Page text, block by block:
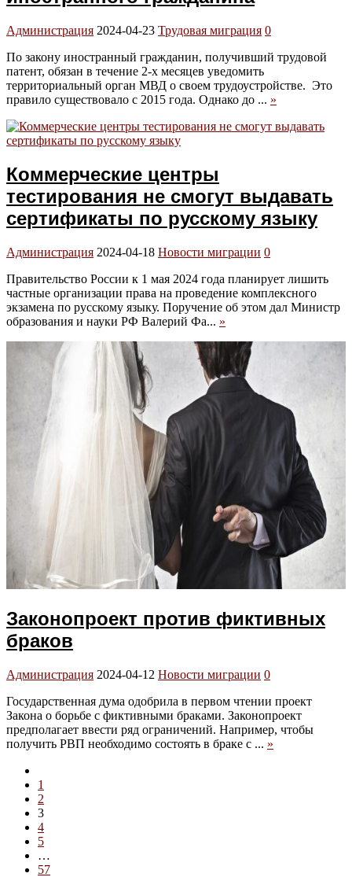
Администрация 2024-04-23 Трудовая миграция 0
По закону иностранный гражданин, получивший трудовой
патент, обязан в течение 2-х месяцев уведомить
территориальный орган МВД о своем трудоустройстве. Это
правило существовало с 2015 года. Однако до ... »
Коммерческие центры
тестирования не смогут выдавать
сертификаты по русскому языку
Администрация 2024-04-18 Новости миграции 0
Правительство России к 1 мая 2024 года планирует лишить
частные организации права на проведение комплексного
экзамена по русскому языку. Поручение об этом дал Министр
образования и науки РФ Валерий Фа... »
Законопроект против фиктивных
браков
Администрация 2024-04-12 Новости миграции 0
Государственная дума одобрила в первом чтении проект
Закона о борьбе с фиктивными браками. Законопроект
предполагает ввести ряд ограничений. Например, чтобы
получить РВП необходимо состоять в браке с ... »
1
2
3
4
5
…
57